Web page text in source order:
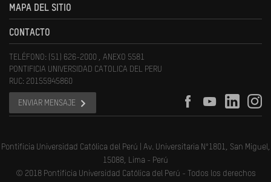
MAPA DEL SITIO
CONTACTO
TELÉFONO: (51) 626-2000 , ANEXO 5581
PONTIFICIA UNIVERSIDAD CATOLICA DEL PERU
RUC: 20155945860
ENVIAR MENSAJE
Pontificia Universidad Católica del Perú | Av. Universitaria N°1801, San Miguel,
15088, Lima - Perú
© 2018 Pontificia Universidad Católica del Perú - Todos los derechos